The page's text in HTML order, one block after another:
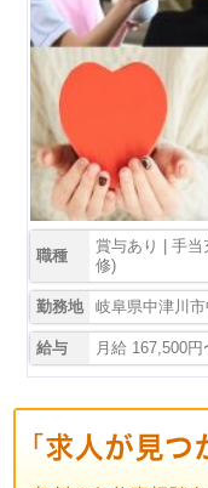
職種
賞与あり | 手当
修)
勤務地 岐阜県中津川
給与 月給 167,500